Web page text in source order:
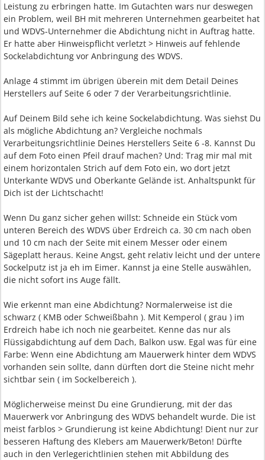
Leistung zu erbringen hatte. Im Gutachten wars nur deswegen
ein Problem, weil BH mit mehreren Unternehmen gearbeitet hat
und WDVS-Unternehmer die Abdichtung nicht in Auftrag hatte.
Er hatte aber Hinweispflicht verletzt > Hinweis auf fehlende
Sockelabdichtung vor Anbringung des WDVS.
Anlage 4 stimmt im übrigen überein mit dem Detail Deines
Herstellers auf Seite 6 oder 7 der Verarbeitungsrichtlinie.
Auf Deinem Bild sehe ich keine Sockelabdichtung. Was siehst Du
als mögliche Abdichtung an? Vergleiche nochmals
Verarbeitungsrichtlinie Deines Herstellers Seite 6 -8. Kannst Du
auf dem Foto einen Pfeil drauf machen? Und: Trag mir mal mit
einem horizontalen Strich auf dem Foto ein, wo dort jetzt
Unterkante WDVS und Oberkante Gelände ist. Anhaltspunkt für
Dich ist der Lichtschacht!
Wenn Du ganz sicher gehen willst: Schneide ein Stück vom
unteren Bereich des WDVS über Erdreich ca. 30 cm nach oben
und 10 cm nach der Seite mit einem Messer oder einem
Sägeplatt heraus. Keine Angst, geht relativ leicht und der untere
Sockelputz ist ja eh im Eimer. Kannst ja eine Stelle auswählen,
die nicht sofort ins Auge fällt.
Wie erkennt man eine Abdichtung? Normalerweise ist die
schwarz ( KMB oder Schweißbahn ). Mit Kemperol ( grau ) im
Erdreich habe ich noch nie gearbeitet. Kenne das nur als
Flüssigabdichtung auf dem Dach, Balkon usw. Egal was für eine
Farbe: Wenn eine Abdichtung am Mauerwerk hinter dem WDVS
vorhanden sein sollte, dann dürften dort die Steine nicht mehr
sichtbar sein ( im Sockelbereich ).
Möglicherweise meinst Du eine Grundierung, mit der das
Mauerwerk vor Anbringung des WDVS behandelt wurde. Die ist
meist farblos > Grundierung ist keine Abdichtung! Dient nur zur
besseren Haftung des Klebers am Mauerwerk/Beton! Dürfte
auch in den Verlegerichtlinien stehen mit Abbildung des